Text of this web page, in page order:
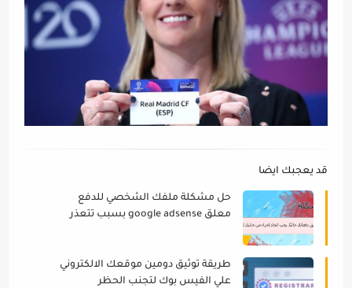
قد يعجبك ايضا
حل مشكلة ملفك الشخصي للدفع
معلق google adsense بسبب تتعذر
طريقة توثيق دومين موقعك الالكتروني
علي الفيس بوك لتجنب الحظر